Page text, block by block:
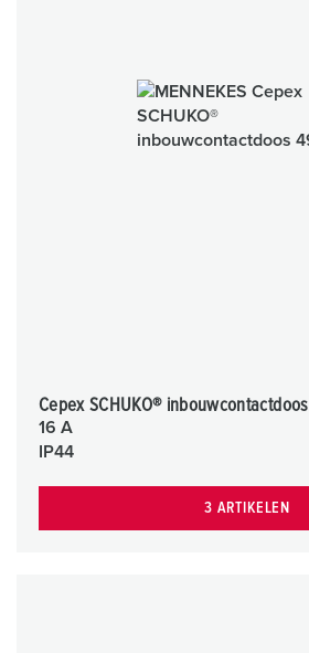
Cepex SCHUKO® inbouwcontactdoos
16 A
IP44
3 ARTIKELEN